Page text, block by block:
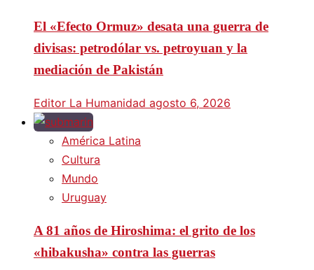
El «Efecto Ormuz» desata una guerra de
divisas: petrodólar vs. petroyuan y la
mediación de Pakistán
Editor La Humanidad agosto 6, 2026
América Latina
Cultura
Mundo
Uruguay
A 81 años de Hiroshima: el grito de los
«hibakusha» contra las guerras